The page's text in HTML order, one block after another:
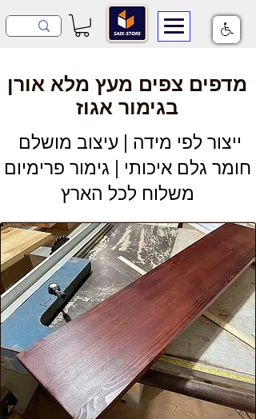
מדפים צפים מעץ מלא אורן
בגימור אגוז
ייצור לפי מידה | עיצוב מושלם
חומר גלם איכותי | גימור פרימיום
משלוח לכל הארץ